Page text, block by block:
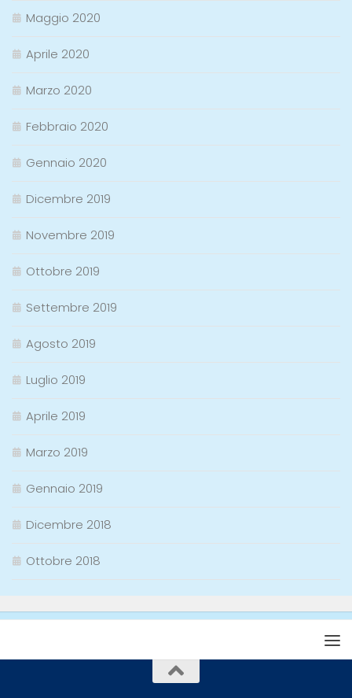
Maggio 2020
Aprile 2020
Marzo 2020
Febbraio 2020
Gennaio 2020
Dicembre 2019
Novembre 2019
Ottobre 2019
Settembre 2019
Agosto 2019
Luglio 2019
Aprile 2019
Marzo 2019
Gennaio 2019
Dicembre 2018
Ottobre 2018